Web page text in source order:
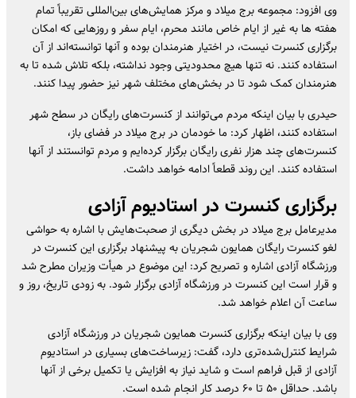
وی افزود: مجموعه برج میلاد و مرکز همایش‌های بین‌المللی تقریباً تمام
هفته ها به غیر از ایام خاص مانند محرم، ایام سفر و روزهایی که امکان
برگزاری کنسرت نیست، در اختیار هنرمندان بوده و آنها توانسته‌اند از آن
استفاده کنند. نه تنها هیچ محدودیتی وجود نداشته، بلکه تلاش شده تا به
هنرمندان کمک شود تا در بخش‌های مختلف شهر نیز حضور پیدا کنند.
حیدری با بیان اینکه مردم می‌توانند از کنسرت‌های رایگان در سطح شهر
استفاده کنند، اظهار کرد: ما خودمان در برج میلاد در فضای باز،
کنسرت‌های چند هزار نفری رایگان برگزار کرده‌ایم و مردم توانستند از آنها
استفاده کنند. این روند قطعاً ادامه خواهد داشت.
برگزاری کنسرت در استادیوم آزادی
مدیرعامل برج میلاد در بخش دیگری از صحبت‌هایش با اشاره به حواشی
لغو کنسرت رایگان همایون شجریان به پیشنهاد برگزاری این کنسرت در
ورزشگاه آزادی اشاره و تصریح کرد: این موضوع در هیأت وزیران مطرح شد
و قرار است این کنسرت در ورزشگاه آزادی برگزار شود. به زودی تاریخ، روز و
ساعت آن اعلام خواهد شد.
وی با بیان اینکه برگزاری کنسرت همایون شجریان در ورزشگاه آزادی
شرایط کنترل‌شده‌تری دارد، گفت: زیرساخت‌های بسیاری در استادیوم
آزادی از قبل فراهم است و شاید نیاز به افزایش یا تکمیل برخی از آنها
باشد. حداقل ۵۰ تا ۶۰ درصد کار انجام شده است.